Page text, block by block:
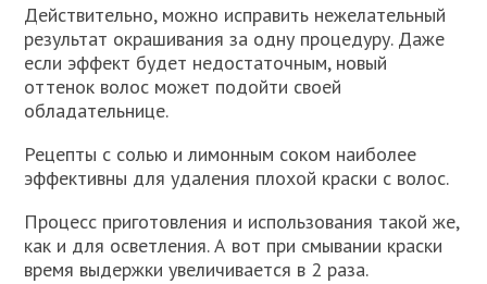
Действительно, можно исправить нежелательный
результат окрашивания за одну процедуру. Даже
если эффект будет недостаточным, новый
оттенок волос может подойти своей
обладательнице.
Рецепты с солью и лимонным соком наиболее
эффективны для удаления плохой краски с волос.
Процесс приготовления и использования такой же,
как и для осветления. А вот при смывании краски
время выдержки увеличивается в 2 раза.